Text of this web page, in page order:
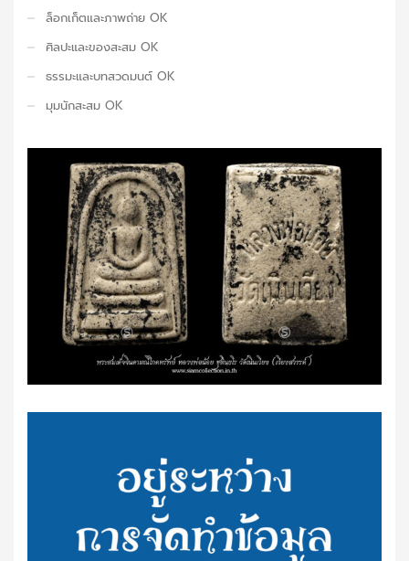
ล็อกเก็ตและภาพถ่าย OK
ศิลปะและของสะสม OK
ธรรมะและบทสวดมนต์ OK
มุมนักสะสม OK